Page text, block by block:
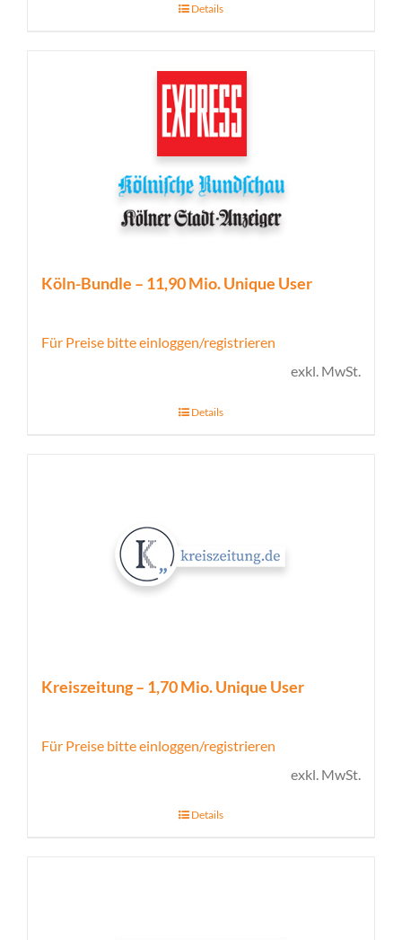
Details
Köln-Bundle – 11,90 Mio. Unique User
Für Preise bitte einloggen/registrieren
exkl. MwSt.
Details
Kreiszeitung – 1,70 Mio. Unique User
Für Preise bitte einloggen/registrieren
exkl. MwSt.
Details